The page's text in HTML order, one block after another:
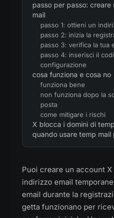
passo per passo:
mail
passo 1: ottieni un
passo 2: inizia la
passo 3: verifica la tua
passo 4: inserisci il
configurazione
cosa funziona e cosa no
funziona bene
non funziona dopo la
posta
come mitigare i rischi
X blocca i domini di
quando usare temp
Puoi creare un account
indirizzo email
email durante la
getta funzionano per